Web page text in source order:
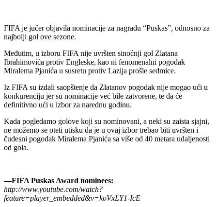
FIFA je jučer objavila nominacije za nagradu “Puskas”, odnosno za
najbolji gol ove sezone.
Međutim, u izboru FIFA nije uvršten sinoćnji gol Zlatana
Ibrahimovića protiv Engleske, kao ni fenomenalni pogodak
Miralema Pjanića u susretu protiv Lazija prošle sedmice.
Iz FIFA su izdali saopštenje da Zlatanov pogodak nije mogao ući u
konkurenciju jer su nominacije već bile zatvorene, te da će
definitivno ući u izbor za narednu godinu.
Kada pogledamo golove koji su nominovani, a neki su zaista sjajni,
ne možemo se oteti utisku da je u ovaj izbor trebao biti uvršten i
čudesni pogodak Miralema Pjanića sa više od 40 metara udaljenosti
od gola.
—FIFA Puskas Award nominees:
http://www.youtube.com/watch?
feature=player_embedded&v=koVxLY1-IcE